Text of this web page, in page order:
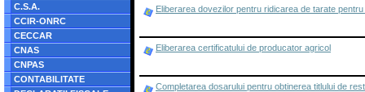
C.S.A.
CCIR-ONRC
CECCAR
CNAS
CNPAS
CONTABILITATE
Eliberarea dovezilor pentru ridicarea de tarate
Eliberarea certificatului de producator agricol
Completarea dosarului pentru obtinerea titlului de